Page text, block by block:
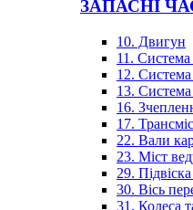
ЗАПАСНІ
10. Двигун
11.
12.
13.
16.
17.
22. Вали
23. Міст
29.
30. Вісь
31. Колеса